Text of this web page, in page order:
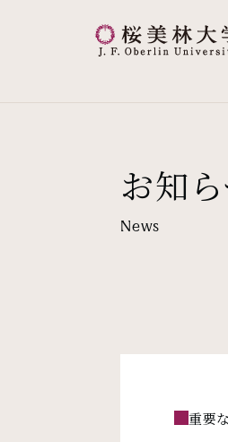
桜美林大学 トップページ
お知
News
重要